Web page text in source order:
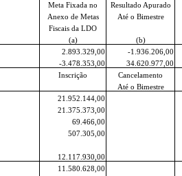
Meta Fixada no
Resultado Apurado
Anexo de Metas
Até o Bimestre
Fiscais da LDO
(a)
(b)
2.893.329,00 -1.936.206,00
-3.478.353,00 34.620.977,00
Inscrição Cancelamento
Até o Bimestre
21.952.144,00
21.375.373,00
69.466,00
507.305,00
12.117.930,00
11.580.628,00